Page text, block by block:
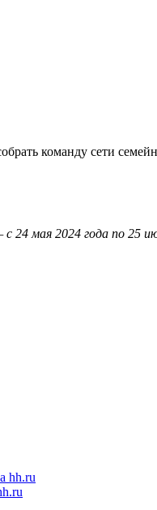
команду сети
24 мая 2024 года по 25